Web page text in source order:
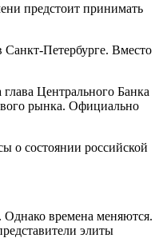
предстоит принимать
Петербурге. Вместо
Центрального Банка
рынка. Официально
о состоянии российской
времена меняются.
элиты